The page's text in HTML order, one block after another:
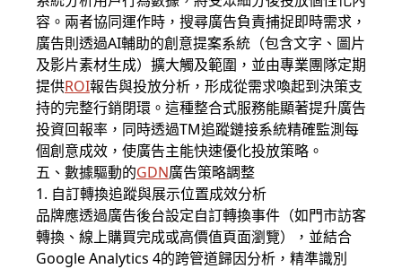
容。兩者協同運作時，搜尋廣告負責捕捉即時需求，
廣告則透過AI輔助的創意提案系統（包含文字、圖片
及影片素材生成）擴大觸及範圍，並由專業團隊定期
提供ROI報告與投放分析，形成從需求喚起到決策支
持的完整行銷閉環。這種整合式服務能顯著提升廣告
投資回報率，同時透過TM追蹤鏈接系統精確監測每
個創意成效，使廣告主能快速優化投放策略。
五、數據驅動的GDN廣告策略調整
1. 自訂轉換追蹤與展示位置成效分析
品牌應透過廣告後台設定自訂轉換事件（如門市訪客
轉換、線上購買完成或高價值頁面瀏覽），並結合
Google Analytics 4的跨管道歸因分析，精準識別